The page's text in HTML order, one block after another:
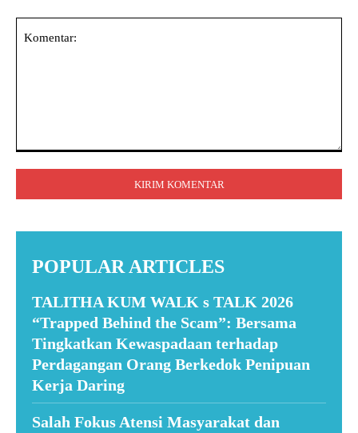
POPULAR ARTICLES
TALITHA KUM WALK s TALK 2026
“Trapped Behind the Scam”: Bersama
Tingkatkan Kewaspadaan terhadap
Perdagangan Orang Berkedok Penipuan
Kerja Daring
Salah Fokus Atensi Masyarakat dan